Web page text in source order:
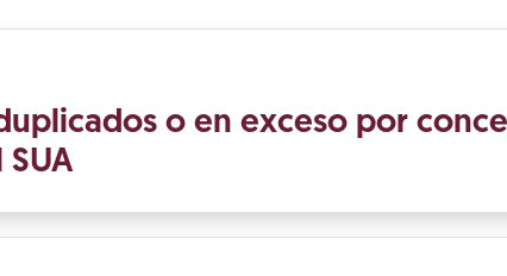
o en exceso por